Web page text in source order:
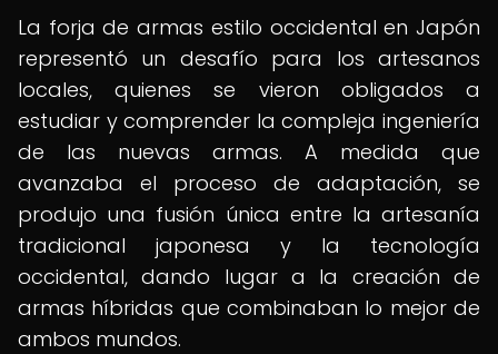
La forja de armas estilo occidental en Japón
representó un desafío para los artesanos
locales, quienes se vieron obligados a
estudiar y comprender la compleja ingeniería
de las nuevas armas. A medida que
avanzaba el proceso de adaptación, se
produjo una fusión única entre la artesanía
tradicional japonesa y la tecnología
occidental, dando lugar a la creación de
armas híbridas que combinaban lo mejor de
ambos mundos.